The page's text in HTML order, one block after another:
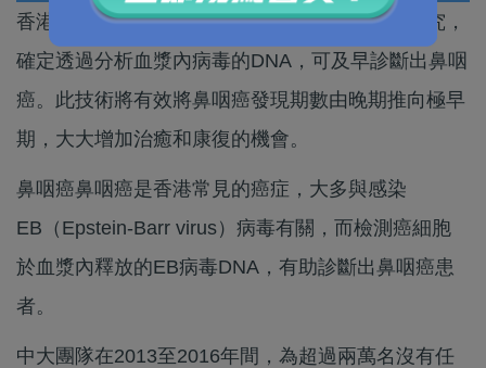
香港中文大學昨日宣佈完成一項涉及兩萬人的研究，
確定透過分析血漿內病毒的DNA，可及早診斷出鼻咽
癌。此技術將有效將鼻咽癌發現期數由晚期推向極早
期，大大增加治癒和康復的機會。
鼻咽癌鼻咽癌是香港常見的癌症，大多與感染
EB（Epstein-Barr virus）病毒有關，而檢測癌細胞
於血漿內釋放的EB病毒DNA，有助診斷出鼻咽癌患
者。
中大團隊在2013至2016年間，為超過兩萬名沒有任